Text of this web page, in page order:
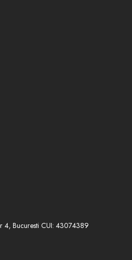
4, Bucuresti CUI: 43074389